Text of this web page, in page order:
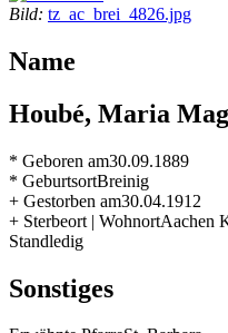
Bild: tz_ac_brei_4826.jpg
Name
Houbé, Maria
* Geboren am30.09.1889
* GeburtsortBreinig
+ Gestorben am30.04.1912
+ Sterbeort | WohnortAachen
Standledig
Sonstiges